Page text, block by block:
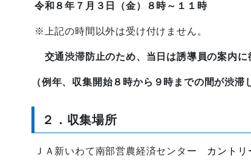
令和８年７月３日（金）８時～１１時
※上記の時間以外は受け付けません。
交通渋滞防止のため、当日は誘導員の案内
（例年、収集開始８時から９時までの間が渋
２．収集場所
ＪＡ新いわて南部営農経済センター カントリ